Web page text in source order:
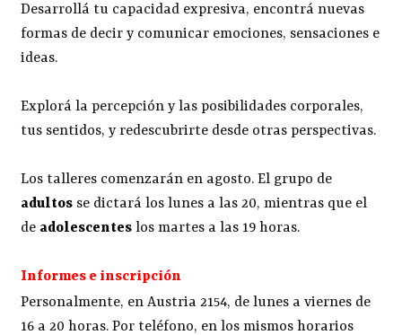
Desarrollá tu capacidad expresiva, encontrá nuevas
formas de decir y comunicar emociones, sensaciones e
ideas.
Explorá la percepción y las posibilidades corporales,
tus sentidos, y redescubrirte desde otras perspectivas.
Los talleres comenzarán en agosto. El grupo de
adultos se dictará los lunes a las 20, mientras que el
de adolescentes los martes a las 19 horas.
Informes e inscripción
Personalmente, en Austria 2154, de lunes a viernes de
16 a 20 horas. Por teléfono, en los mismos horarios